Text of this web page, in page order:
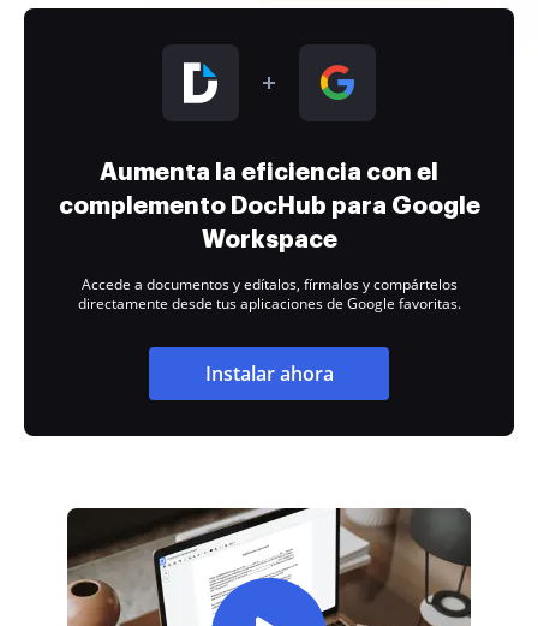
Aumenta la eficiencia con el
complemento DocHub para Google
Workspace
Accede a documentos y edítalos, fírmalos y compártelos
directamente desde tus aplicaciones de Google favoritas.
Instalar ahora